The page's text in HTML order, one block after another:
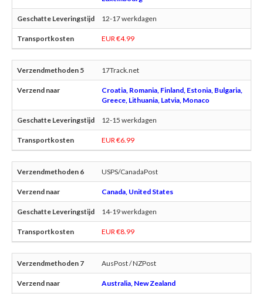
12-17 werkdagen
EUR €4.99
17Track.net
Croatia, Romania, Finland, Estonia, Bulgaria,
Greece, Lithuania, Latvia, Monaco
12-15 werkdagen
EUR €6.99
USPS/CanadaPost
Canada, United States
14-19 werkdagen
EUR €8.99
AusPost / NZPost
Australia, New Zealand